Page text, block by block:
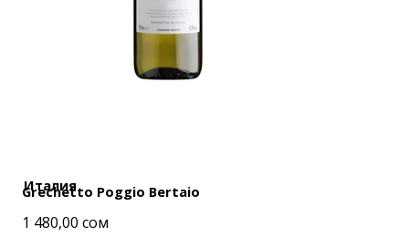
Grechetto Poggio Bertaio
Цена
1 480,00 сом
Италия